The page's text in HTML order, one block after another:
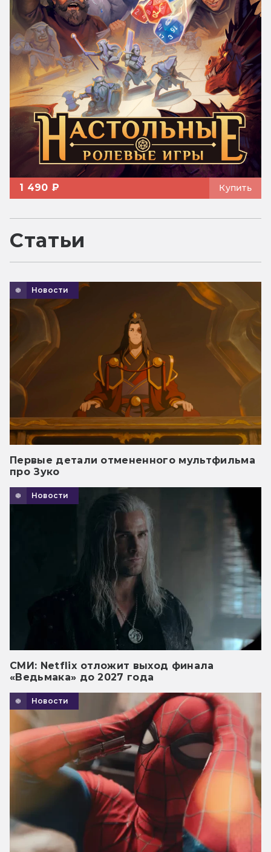
1 490 ₽ Купить
Статьи
Новости
Первые детали отмененного мультфильма
про Зуко
Новости
СМИ: Netflix отложит выход финала
«Ведьмака» до 2027 года
Новости